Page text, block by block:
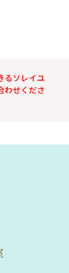
出向く必
ておりま
殊な事
必要にな
るソレイユ
わせくださ